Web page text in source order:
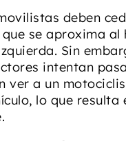
deben
se aproxima al
Sin
intentan
ver a un
lo que resulta